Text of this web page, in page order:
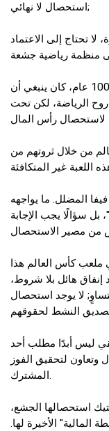
استحصال لا نهائي;
تحتاج إلى الاعتماد
عند النظر إلى تاريخ كأس العالم الممتد لـ 100 عام، كان ينبغي أن
الرياضة، لكن تحت
من خلال ثروتهم من
شخص قناع فيفا المضلل. ما يواجهه
بل سؤالًا يجب الإجابة
كأس العالم هذا
إنفاق هائل بلا شروط،
لا يوجد استحصال
ليس أبدًا مطلب أحد
وتعاون لتحقيق الفوز
المشترك.
استحصالها الجشع،
المالية" الأخيرة لها.